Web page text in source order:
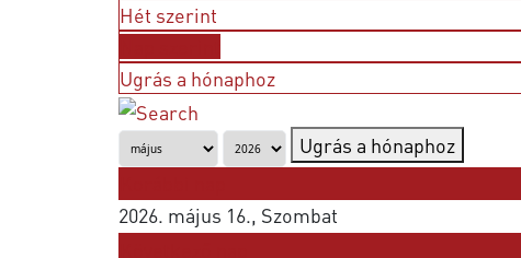
Hét szerint
Ugrás a hónaphoz
Ugrás a hónaphoz
2026. május 16., Szombat